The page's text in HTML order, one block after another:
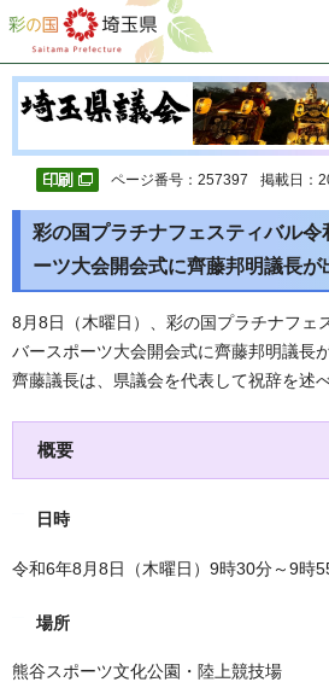
彩の国 埼玉県
ページ番号：257397 掲載日：
彩の国プラチナフェスティバル
ーツ大会開会式に齊藤邦明議長が
8月8日（木曜日）、彩の国プラチナフェ
バースポーツ大会開会式に齊藤邦明議長
齊藤議長は、県議会を代表して祝辞を述べ
概要
日時
令和6年8月8日（木曜日）9時30分～9時
場所
熊谷スポーツ文化公園・陸上競技場